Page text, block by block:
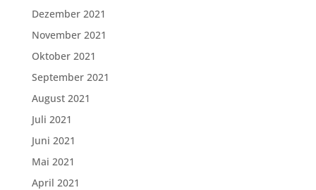
Dezember 2021
November 2021
Oktober 2021
September 2021
August 2021
Juli 2021
Juni 2021
Mai 2021
April 2021